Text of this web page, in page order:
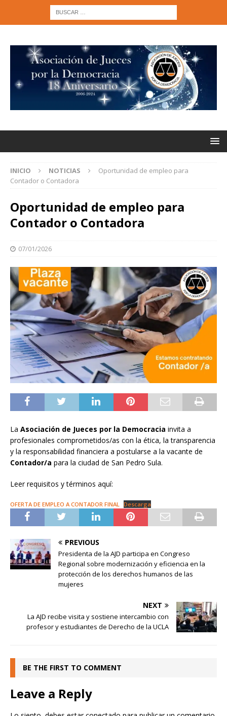
INICIO NOTICIAS
Oportunidad de empleo para
Contador o Contadora
Oportunidad de empleo para
Contador o Contadora
07/01/2026
La Asociación de Jueces por la Democracia invita a
profesionales comprometidos/as con la ética, la transparencia
y la responsabilidad financiera a postularse a la vacante de
Contador/a para la ciudad de San Pedro Sula.
Leer requisitos y términos aquí:
OFERTA DE EMPLEO A CONTADOR FINAL Descarga
PREVIOUS
Presidenta de la AJD participa en Congreso
Regional sobre modernización y eficiencia en la
protección de los derechos humanos de las
mujeres
NEXT
La AJD recibe visita y sostiene intercambio con
profesor y estudiantes de Derecho de la UCLA
BE THE FIRST TO COMMENT
Leave a Reply